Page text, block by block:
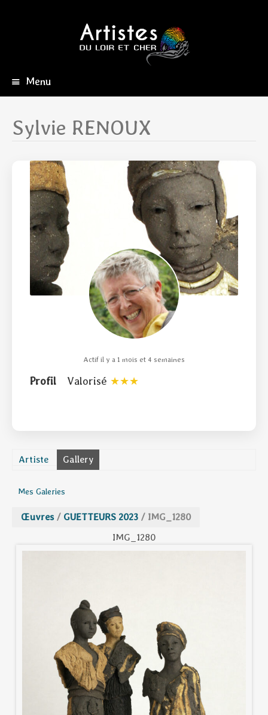
Menu
principal
Sylvie RENOUX
Actif il y a 1 mois et 4 semaines
Profil Valorisé
Artiste Gallery
Mes Galeries
Œuvres / GUETTEURS 2023 / IMG_1280
IMG_1280